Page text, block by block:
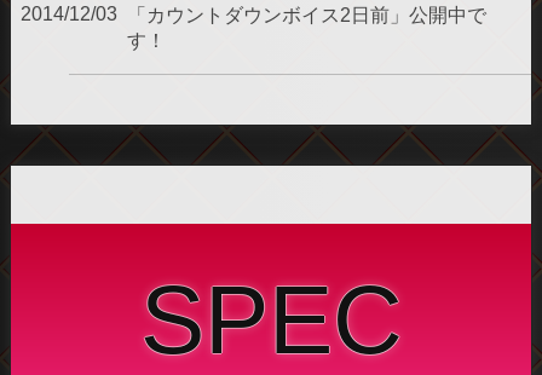
2014/12/03
「カウントダウンボイス2日前」公開中で
す！
す！
「カウントダウンボイス4日前」公開中で
す！
SPEC